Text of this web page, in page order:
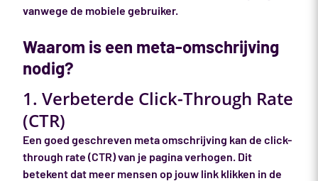
vanwege de mobiele gebruiker.
Waarom is een meta-omschrijving
nodig?
1. Verbeterde Click-Through Rate
(CTR)
Een goed geschreven meta omschrijving kan de click-
through rate (CTR) van je pagina verhogen. Dit
betekent dat meer mensen op jouw link klikken in de